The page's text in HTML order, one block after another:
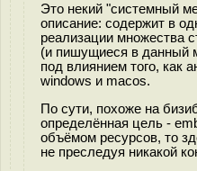
Это некий "системный
описание: содержит в
реализации множества
(и пишущиеся в данный
под влиянием того, как
windows и macos.
По сути, похоже на
определённая цель -
объёмом ресурсов, то
не преследуя никакой